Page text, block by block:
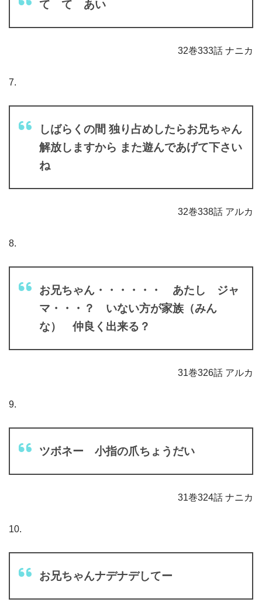
て て あい
32巻333話 ナニカ
7.
しばらくの間 独り占めしたらお兄ちゃん
解放しますから また遊んであげて下さい
ね
32巻338話 アルカ
8.
お兄ちゃん・・・・・・ あたし ジャ
マ・・・？ いない方が家族（みん
な） 仲良く出来る？
31巻326話 アルカ
9.
ツボネー 小指の爪ちょうだい
31巻324話 ナニカ
10.
お兄ちゃんナデナデしてー